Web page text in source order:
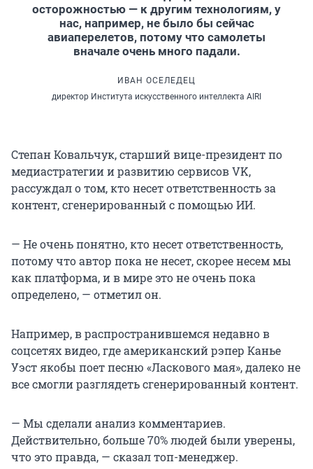
осторожностью — к другим технологиям, у
нас, например, не было бы сейчас
авиаперелетов, потому что самолеты
вначале очень много падали.
ИВАН ОСЕЛЕДЕЦ
директор Института искусственного интеллекта AIRI
Степан Ковальчук, старший вице-президент по
медиастратегии и развитию сервисов VK,
рассуждал о том, кто несет ответственность за
контент, сгенерированный с помощью ИИ.
— Не очень понятно, кто несет ответственность,
потому что автор пока не несет, скорее несем мы
как платформа, и в мире это не очень пока
определено, — отметил он.
Например, в распространившемся недавно в
соцсетях видео, где американский рэпер Канье
Уэст якобы поет песню «Ласкового мая», далеко не
все смогли разглядеть сгенерированный контент.
— Мы сделали анализ комментариев.
Действительно, больше 70% людей были уверены,
что это правда, — сказал топ-менеджер.